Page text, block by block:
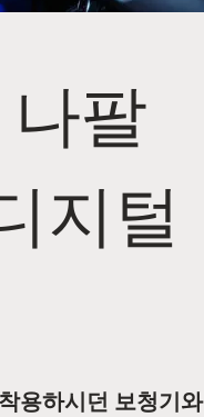
팔
지털
용하시던 보청기와